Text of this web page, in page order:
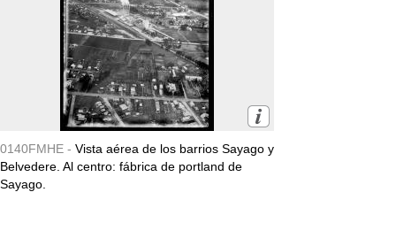
0140FMHE - Vista aérea de los barrios Sayago y
Belvedere. Al centro: fábrica de portland de
Sayago.